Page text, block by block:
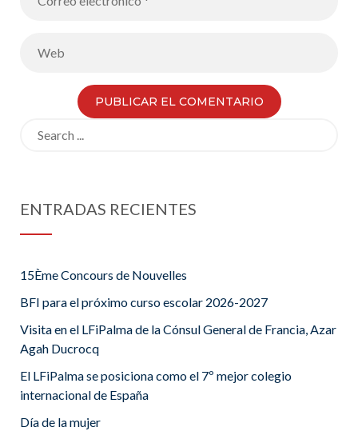
ENTRADAS RECIENTES
15Ème Concours de Nouvelles
BFI para el próximo curso escolar 2026-2027
Visita en el LFiPalma de la Cónsul General de Francia, Azar
Agah Ducrocq
El LFiPalma se posiciona como el 7º mejor colegio
internacional de España
Día de la mujer